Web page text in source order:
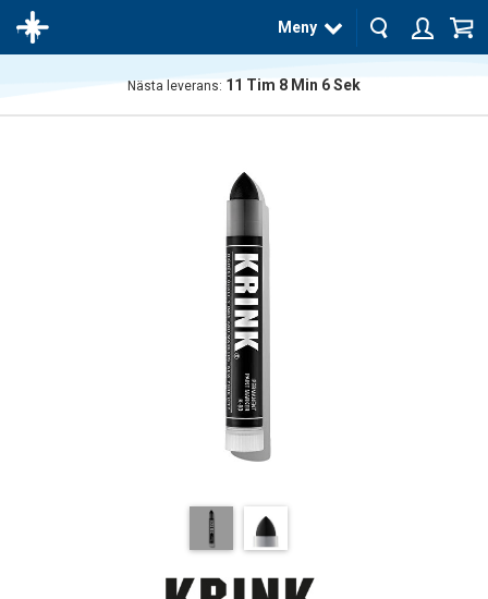
Meny
Nästa leverans: 11 Tim 8 Min 6Sek